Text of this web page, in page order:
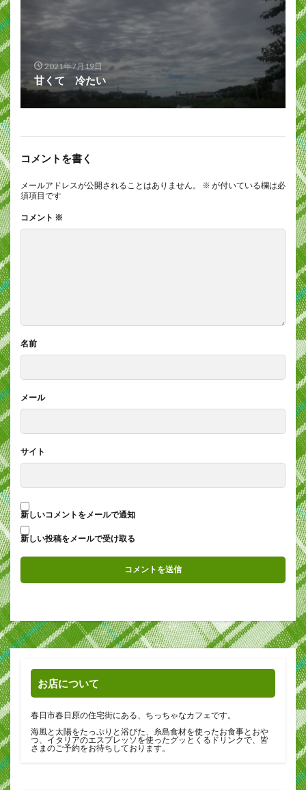
2021年7月19日
甘くて 冷たい
コメントを書く
メールアドレスが公開されることはありません。 ※ が付いている欄は必
須項目です
コメント ※
名前
メール
サイト
新しいコメントをメールで通知
新しい投稿をメールで受け取る
お店について
春日市春日原の住宅街にある、ちっちゃなカフェです。
海風と太陽をたっぷりと浴びた、糸島食材を使ったお食事とおや
つ、イタリアのエスプレッソを使ったグッとくるドリンクで、皆
さまのご予約をお待ちしております。